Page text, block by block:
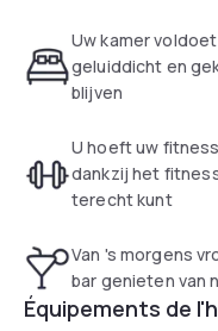
centre of Eindhoven
or 20 minutes by bus.
upon request. Strijp is
Uw kamer
geluiddicht en
blijven
U hoeft uw
dankzij het
terecht kunt
Van 's morgens
bar genieten van
Équipements de